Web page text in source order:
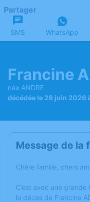
Partager
SMS WhatsApp
Francine
née ANDRE
décédée le 26 juin 2026
Message de la
Chère famille, chers
C’est avec une
le décès de Francine